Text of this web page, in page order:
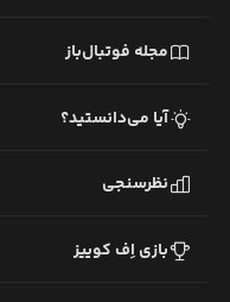
مجله فوتبال‌باز
آیا می‌دانستید؟
نظرسنجی
بازی اِف کوییز